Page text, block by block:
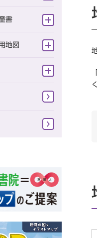
図シリーズ
校
校
書
地図
校用）